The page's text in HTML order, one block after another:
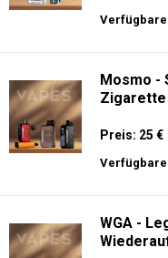
Mosmo -
Zigarette
Preis: 25 €
WGA -